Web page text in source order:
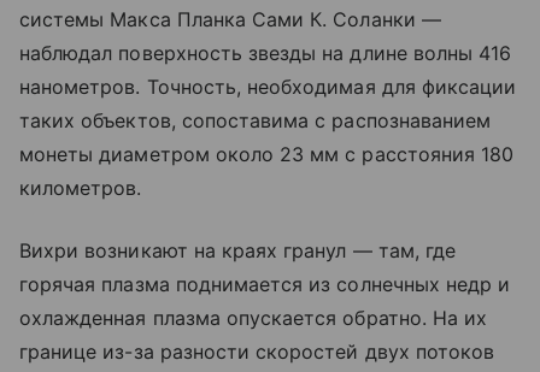
системы Макса Планка Сами К. Соланки —
наблюдал поверхность звезды на длине волны 416
нанометров. Точность, необходимая для фиксации
таких объектов, сопоставима с распознаванием
монеты диаметром около 23 мм с расстояния 180
километров.
Вихри возникают на краях гранул — там, где
горячая плазма поднимается из солнечных недр и
охлажденная плазма опускается обратно. На их
границе из-за разности скоростей двух потоков